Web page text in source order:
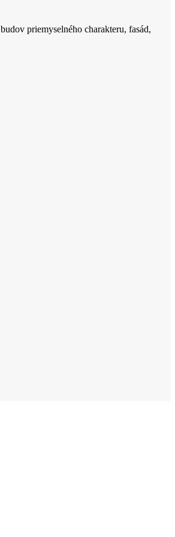
priemyselného charakteru, fasád,